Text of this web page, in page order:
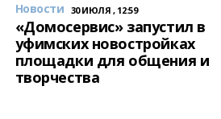
Новости 30 ИЮЛЯ , 12:59
«Домосервис» запустил в
уфимских новостройках
площадки для общения и
творчества